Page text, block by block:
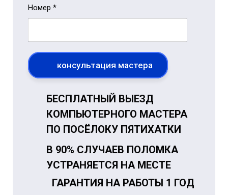
Номер *
консультация мастера
БЕСПЛАТНЫЙ ВЫЕЗД
КОМПЬЮТЕРНОГО МАСТЕРА
ПО ПОСЁЛОКУ ПЯТИХАТКИ
В 90% СЛУЧАЕВ ПОЛОМКА
УСТРАНЯЕТСЯ НА МЕСТЕ
ГАРАНТИЯ НА РАБОТЫ 1 ГОД